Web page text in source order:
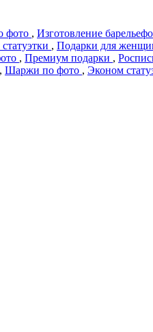
фото , Изготовление
, Подарки для
, Премиум подарки ,
, Шаржи по фото , Эконом